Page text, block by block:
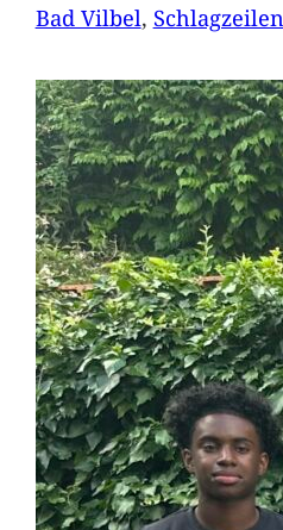
Bad Vilbel, Schlagzeilen